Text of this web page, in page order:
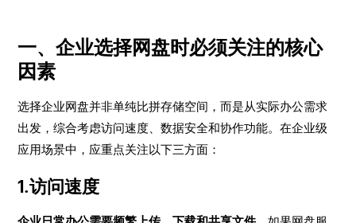
一、企业选择网盘时必须关注的核心
因素
选择企业网盘并非单纯比拼存储空间，而是从实际办公需求
出发，综合考虑访问速度、数据安全和协作功能。在企业级
应用场景中，应重点关注以下三方面：
1.访问速度